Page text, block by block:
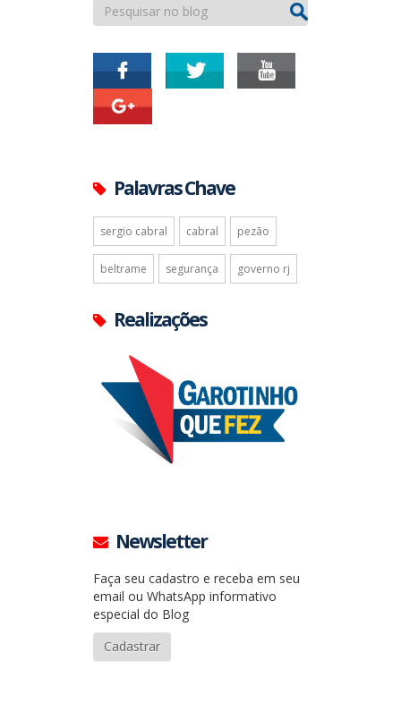
Palavras Chave
sergio cabral cabral pezão
beltrame segurança governo rj
Realizações
Newsletter
Faça seu cadastro e receba em seu
email ou WhatsApp informativo
especial do Blog